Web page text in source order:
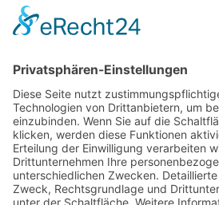
MITMACHEN UND HELFEN